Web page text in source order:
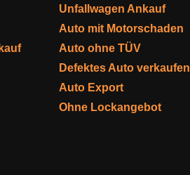
Unfallwagen Ankauf
Auto mit Motorschaden
Auto ohne TÜV
Defektes Auto verkaufen
Auto Export
Ohne Lockangebot